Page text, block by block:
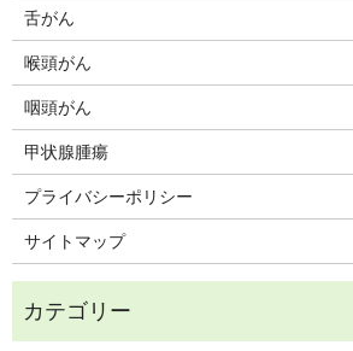
舌がん
喉頭がん
咽頭がん
甲状腺腫瘍
プライバシーポリシー
サイトマップ